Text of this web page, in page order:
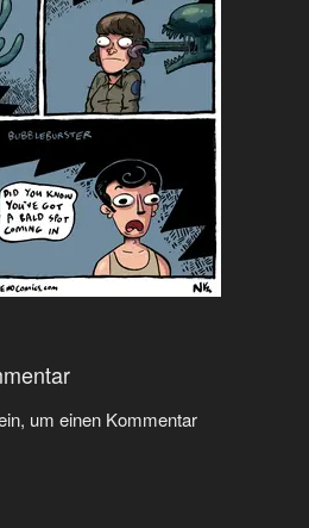
um einen Kommentar